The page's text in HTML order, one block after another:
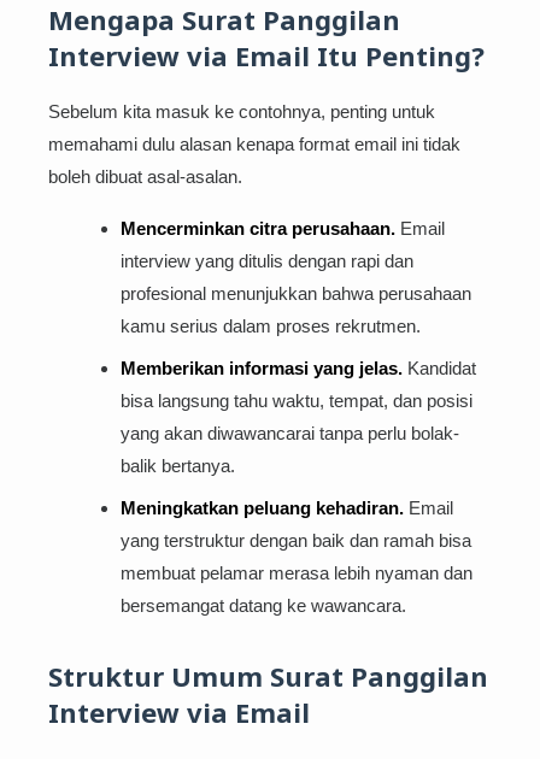
Mengapa Surat Panggilan
Interview via Email Itu Penting?
Sebelum kita masuk ke contohnya, penting untuk
memahami dulu alasan kenapa format email ini tidak
boleh dibuat asal-asalan.
Mencerminkan citra perusahaan.Email
interview yang ditulis dengan rapi dan
profesional menunjukkan bahwa perusahaan
kamu serius dalam proses rekrutmen.
Memberikan informasi yang jelas.Kandidat
bisa langsung tahu waktu, tempat, dan posisi
yang akan diwawancarai tanpa perlu bolak-
balik bertanya.
Meningkatkan peluang kehadiran.Email
yang terstruktur dengan baik dan ramah bisa
membuat pelamar merasa lebih nyaman dan
bersemangat datang ke wawancara.
Struktur Umum Surat Panggilan
Interview via Email